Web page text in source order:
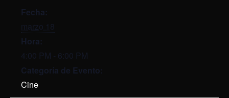
Fecha:
marzo 18
Hora:
4:00 PM - 6:00 PM
Categoría de Evento:
Cine